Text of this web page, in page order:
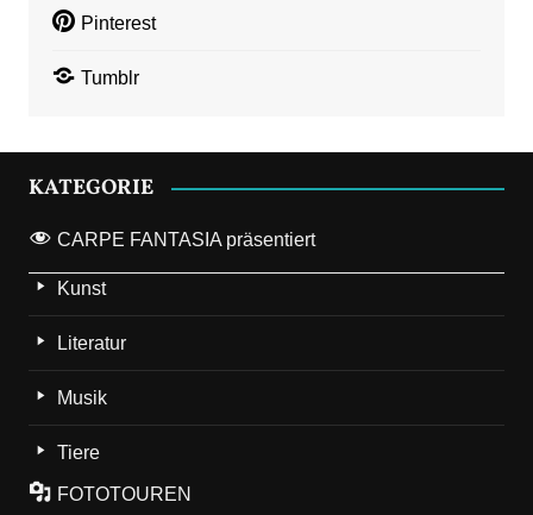
Pinterest
Tumblr
KATEGORIE
CARPE FANTASIA präsentiert
Kunst
Literatur
Musik
Tiere
FOTOTOUREN